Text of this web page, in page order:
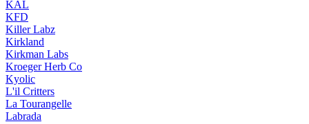
KAL
KFD
Killer Labz
Kirkland
Kirkman Labs
Kroeger Herb Co
Kyolic
L'il Critters
La Tourangelle
Labrada